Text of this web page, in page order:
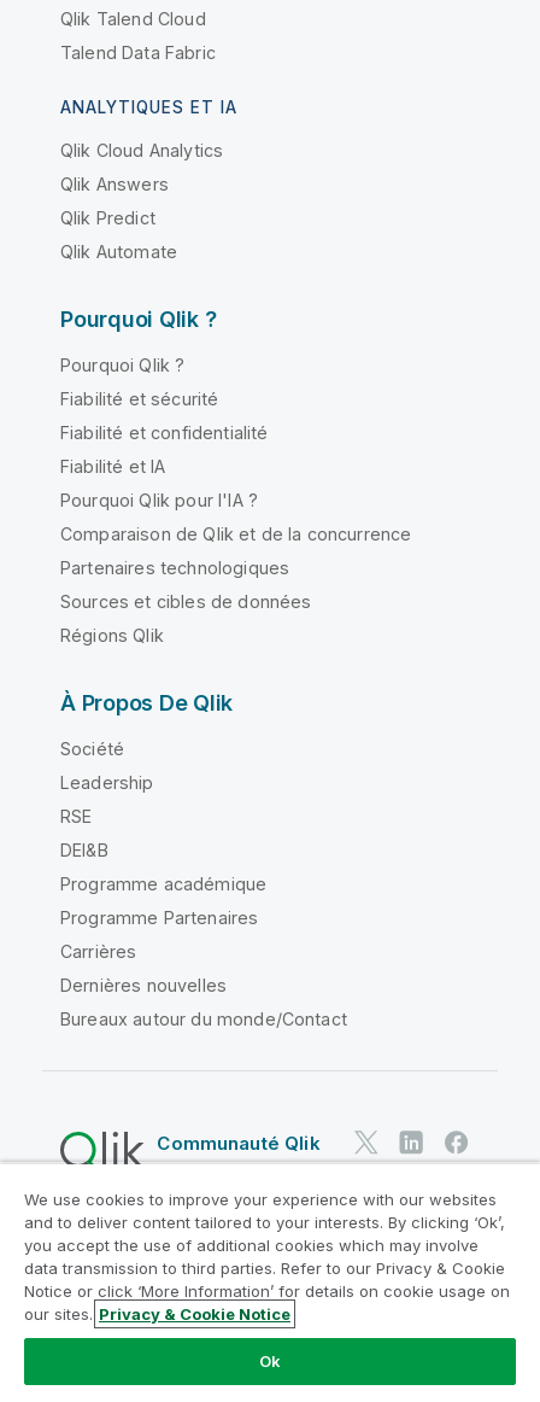
Qlik Talend Cloud
Talend Data Fabric
ANALYTIQUES ET IA
Qlik Cloud Analytics
Qlik Answers
Qlik Predict
Qlik Automate
Pourquoi Qlik ?
Pourquoi Qlik ?
Fiabilité et sécurité
Fiabilité et confidentialité
Fiabilité et IA
Pourquoi Qlik pour l'IA ?
Comparaison de Qlik et de la concurrence
Partenaires technologiques
Sources et cibles de données
Régions Qlik
À Propos De Qlik
Société
Leadership
RSE
DEI&B
Programme académique
Programme Partenaires
Carrières
Dernières nouvelles
Bureaux autour du monde/Contact
Communauté Qlik
Contrats juridiques
Conditions d'utilisation des produits
Legal Policies
Conditions légales
Conditions d'utilisation
Marques
Do Not Share My Info
Copyright © 1993-2026 QlikTech International AB. Tous
We use cookies to improve your experience with our websites
and to deliver content tailored to your interests. By clicking ‘Ok’,
you accept the use of additional cookies which may involve
data transmission to third parties. Refer to our Privacy & Cookie
Notice or click ‘More Information’ for details on cookie usage on
our sites. Privacy & Cookie Notice
Ok